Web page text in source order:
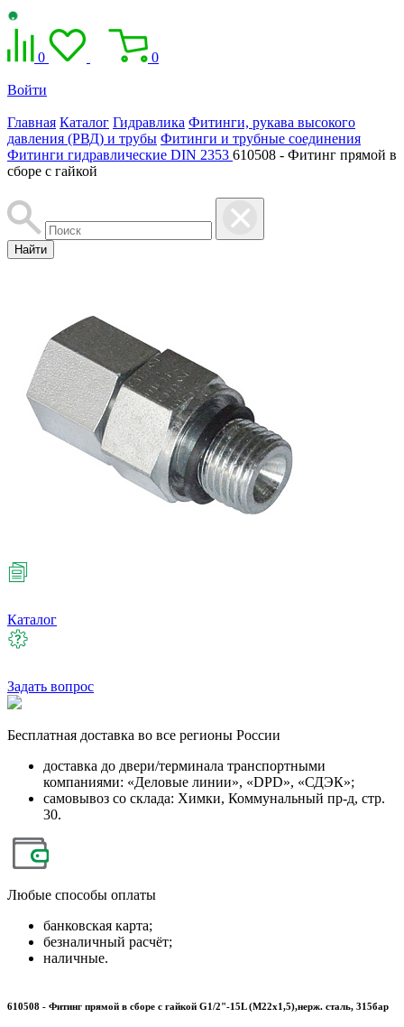
0 0
Войти
Главная Каталог Гидравлика Фитинги, рукава высокого
давления (РВД) и трубы Фитинги и трубные соединения
Фитинги гидравлические DIN 2353 610508 - Фитинг прямой в
сборе с гайкой
Найти
Каталог
Задать вопрос
Бесплатная доставка во все регионы России
доставка до двери/терминала транспортными
компаниями: «Деловые линии», «DPD», «СДЭК»;
самовывоз со склада: Химки, Коммунальный пр-д, стр.
30.
Любые способы оплаты
банковская карта;
безналичный расчёт;
наличные.
610508 - Фитинг прямой в сборе с гайкой G1/2"-15L (M22x1,5),нерж. сталь, 315бар